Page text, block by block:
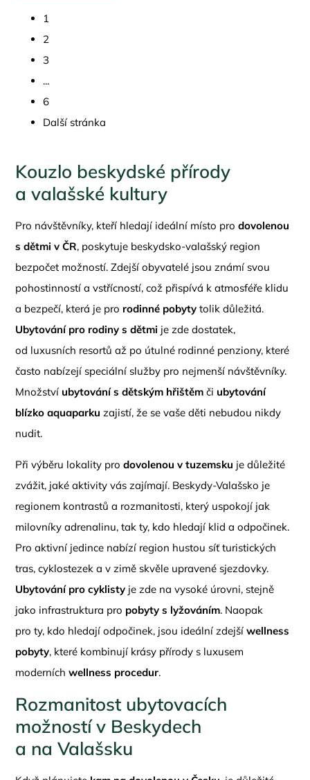
1
2
3
...
6
Další stránka
Kouzlo beskydské přírody
a valašské kultury
Pro návštěvníky, kteří hledají ideální místo prodovolenou
s dětmi v ČR, poskytuje beskydsko-valašský region
bezpočet možností. Zdejší obyvatelé jsou známí svou
pohostinností a vstřícností, což přispívá k atmosféře klidu
a bezpečí, která je pro rodinné pobyty tolik důležitá.
Ubytování pro rodiny s dětmi je zde dostatek,
od luxusních resortů až po útulné rodinné penziony, které
často nabízejí speciální služby pro nejmenší návštěvníky.
Množství ubytování s dětským hřištěm či ubytování
blízko aquaparku zajistí, že se vaše děti nebudou nikdy
nudit.
Při výběru lokality prodovolenou v tuzemsku je důležité
zvážit, jaké aktivity vás zajímají. Beskydy-Valašsko je
regionem kontrastů a rozmanitosti, který uspokojí jak
milovníky adrenalinu, tak ty, kdo hledají klid a odpočinek.
Pro aktivní jedince nabízí region hustou síť turistických
tras, cyklostezek a v zimě skvěle upravené sjezdovky.
Ubytování pro cyklisty je zde na vysoké úrovni, stejně
jako infrastruktura pro pobyty s lyžováním. Naopak
pro ty, kdo hledají odpočinek, jsou ideální zdejšíwellness
pobyty, které kombinují krásy přírody s luxusem
moderníchwellness procedur.
Rozmanitost ubytovacích
možností v Beskydech
a na Valašsku